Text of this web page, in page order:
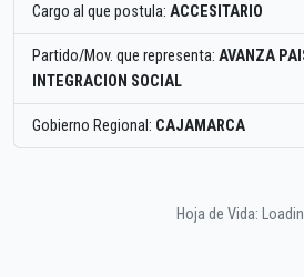
Cargo al que postula: ACCESITARIO
Partido/Mov. que representa: AVANZA
INTEGRACION SOCIAL
Gobierno Regional: CAJAMARCA
Hoja de Vida: